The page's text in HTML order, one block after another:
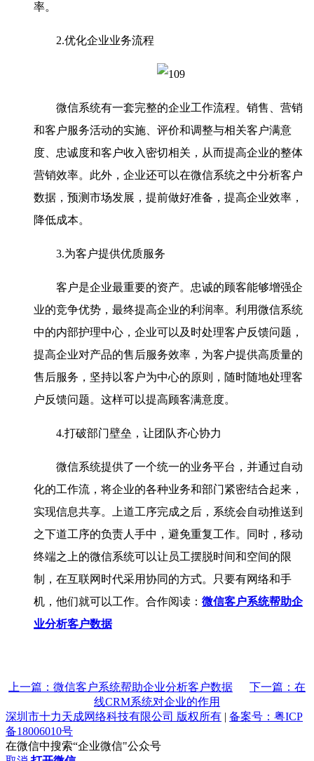
率。
2.优化企业业务流程
微信系统有一套完整的企业工作流程。销售、营销
和客户服务活动的实施、评价和调整与相关客户满意
度、忠诚度和客户收入密切相关，从而提高企业的整体
营销效率。此外，企业还可以在微信系统之中分析客户
数据，预测市场发展，提前做好准备，提高企业效率，
降低成本。
3.为客户提供优质服务
客户是企业最重要的资产。忠诚的顾客能够增强企
业的竞争优势，最终提高企业的利润率。利用微信系统
中的内部护理中心，企业可以及时处理客户反馈问题，
提高企业对产品的售后服务效率，为客户提供高质量的
售后服务，坚持以客户为中心的原则，随时随地处理客
户反馈问题。这样可以提高顾客满意度。
4.打破部门壁垒，让团队齐心协力
微信系统提供了一个统一的业务平台，并通过自动
化的工作流，将企业的各种业务和部门紧密结合起来，
实现信息共享。上道工序完成之后，系统会自动推送到
之下道工序的负责人手中，避免重复工作。同时，移动
终端之上的微信系统可以让员工摆脱时间和空间的限
制，在互联网时代采用协同的方式。只要有网络和手
机，他们就可以工作。合作阅读： 微信客户系统帮助企
业分析客户数据
上一篇：微信客户系统帮助企业分析客户数据
下一篇：在
线CRM系统对企业的作用
深圳市十力天成网络科技有限公司 版权所有 | 备案号：粤ICP
备18006010号
在微信中搜索“企业微信"公众号